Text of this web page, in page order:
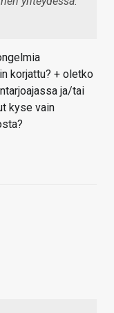
korjattu? + oletko
ja/tai
kyse vain